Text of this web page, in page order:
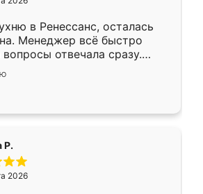
только здесь.
в Ренессанс, осталась
Менеджер всё быстро
вопросы отвечала сразу.
в субботу, подошёл к
Собрали
работали аккуратно, даже
Р.
2026